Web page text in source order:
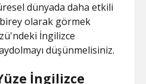
dünyada daha etkili
olarak görmek
İngilizce
düşünmelisiniz.
İngilizce